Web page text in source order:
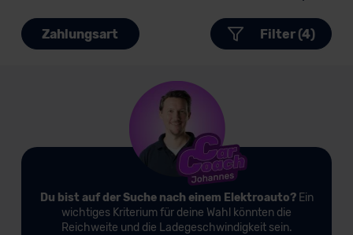
Zahlungsart Filter (4)
Du bist auf der Suche nach einem Elektroauto?Ein
wichtiges Kriterium für deine Wahl könnten die
Reichweite und die Ladegeschwindigkeit sein.